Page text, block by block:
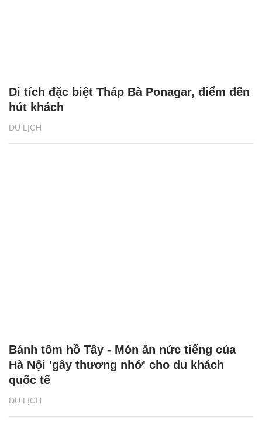
DU LỊCH
Di tích đặc biệt Tháp Bà Ponagar, điểm đến
hút khách
DU LỊCH
Bánh tôm hồ Tây - Món ăn nức tiếng của
Hà Nội 'gây thương nhớ' cho du khách
quốc tế